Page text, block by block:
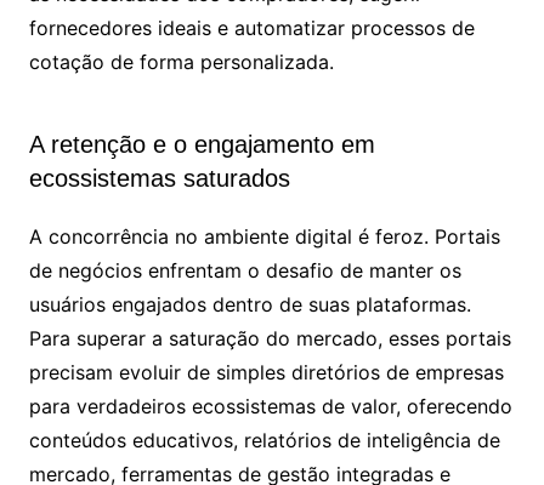
fornecedores ideais e automatizar processos de
cotação de forma personalizada.
A retenção e o engajamento em
ecossistemas saturados
A concorrência no ambiente digital é feroz. Portais
de negócios enfrentam o desafio de manter os
usuários engajados dentro de suas plataformas.
Para superar a saturação do mercado, esses portais
precisam evoluir de simples diretórios de empresas
para verdadeiros ecossistemas de valor, oferecendo
conteúdos educativos, relatórios de inteligência de
mercado, ferramentas de gestão integradas e